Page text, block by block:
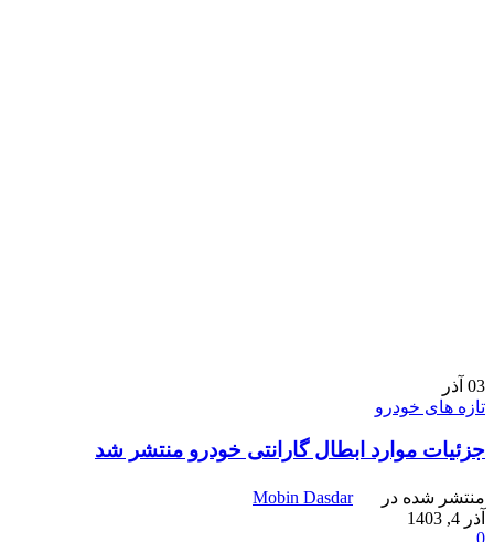
03 آذر
تازه های خودرو
جزئیات موارد ابطال گارانتی خودرو منتشر شد
منتشر شده در
Mobin Dasdar
آذر 4, 1403
0